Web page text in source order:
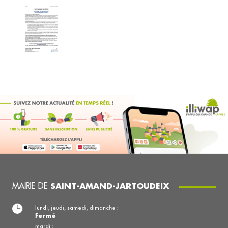
MAIRIE DE SAINT-AMAND-JARTOUDEIX
lundi, jeudi, samedi, dimanche :
Fermé
mardi :